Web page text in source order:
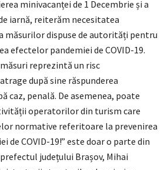
minivacanței de 1 Decembrie și a
iarnă, reiterăm necesitatea
măsurilor dispuse de autorități pentru
efectelor pandemiei de COVID-19.
reprezintă un risc
după sine răspunderea
caz, penală. De asemenea, poate
operatorilor din turism care
normative referitoare la prevenirea
de COVID-19!” este doar o parte din
județului Brașov, Mihai